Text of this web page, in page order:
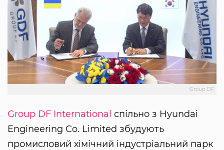
Group DF
Group DF International спільно з Hyundai
Engineering Co. Limited збудують
промисловий хімічний індустріальний парк